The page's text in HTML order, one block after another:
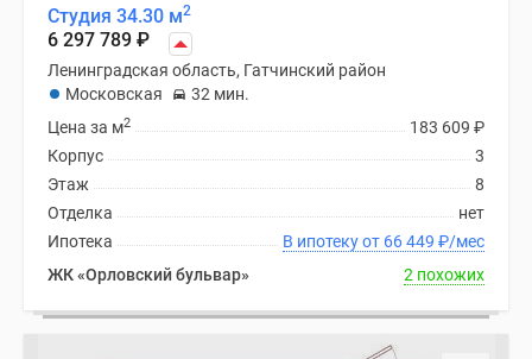
Студия 34.30 м2
6 297 789 ₽
Ленинградская область, Гатчинский район
Московская
32 мин.
183 609 ₽
Цена за м2
3
Корпус
8
Этаж
нет
Отделка
В ипотеку от 66 449 ₽/мес
Ипотека
ЖК «Орловский бульвар»
2 похожих